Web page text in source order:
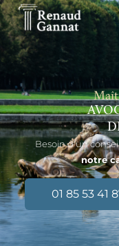
Besoin d’un
notre
01 85 53 41